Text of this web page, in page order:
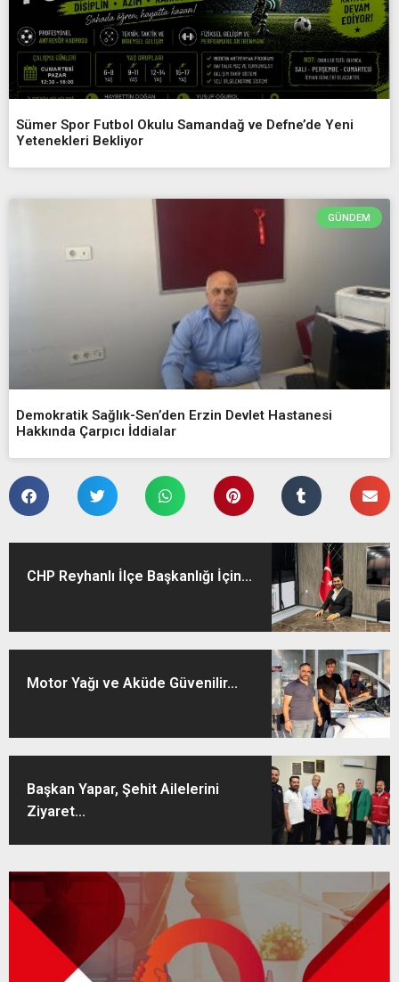
Sümer Spor Futbol Okulu Samandağ ve Defne’de Yeni
Yetenekleri Bekliyor
GÜNDEM
Demokratik Sağlık-Sen’den Erzin Devlet Hastanesi
Hakkında Çarpıcı İddialar
CHP Reyhanlı İlçe Başkanlığı İçin...
Motor Yağı ve Aküde Güvenilir...
Başkan Yapar, Şehit Ailelerini
Ziyaret...